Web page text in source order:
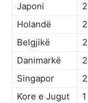
Japoni
2
Holandë
2
Belgjikë
2
Danimarkë
2
Singapor
2
Kore e Jugut
1